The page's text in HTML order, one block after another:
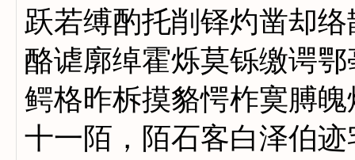
跃若缚酌托削铎灼凿却
酪谑廓绰霍烁莫铄缴谔
鳄格昨柝摸貉愕柞寞膊
十一陌，陌石客白泽伯